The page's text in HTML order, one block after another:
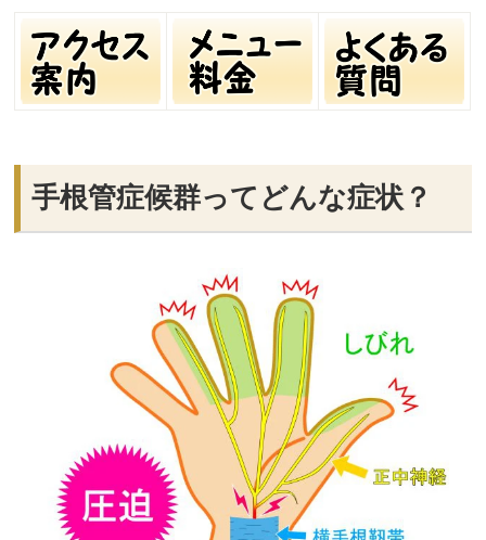
手根管症候群ってどんな症状？